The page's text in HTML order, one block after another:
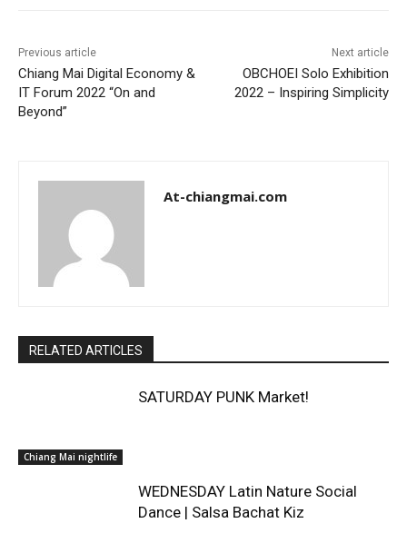
Previous article
Chiang Mai Digital Economy &
IT Forum 2022 “On and
Beyond”
Next article
OBCHOEI Solo Exhibition
2022 – Inspiring Simplicity
At-chiangmai.com
RELATED ARTICLES
Chiang Mai nightlife
SATURDAY PUNK Market!
WEDNESDAY Latin Nature Social
Dance | Salsa Bachat Kiz